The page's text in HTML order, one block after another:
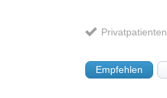
Privatpatienten
Empfehlen